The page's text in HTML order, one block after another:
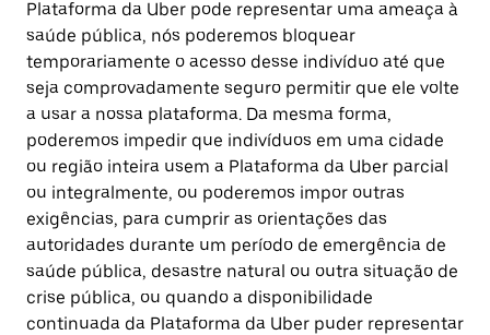
Plataforma da Uber pode representar uma ameaça à
saúde pública, nós poderemos bloquear
temporariamente o acesso desse indivíduo até que
seja comprovadamente seguro permitir que ele volte
a usar a nossa plataforma. Da mesma forma,
poderemos impedir que indivíduos em uma cidade
ou região inteira usem a Plataforma da Uber parcial
ou integralmente, ou poderemos impor outras
exigências, para cumprir as orientações das
autoridades durante um período de emergência de
saúde pública, desastre natural ou outra situação de
crise pública, ou quando a disponibilidade
continuada da Plataforma da Uber puder representar